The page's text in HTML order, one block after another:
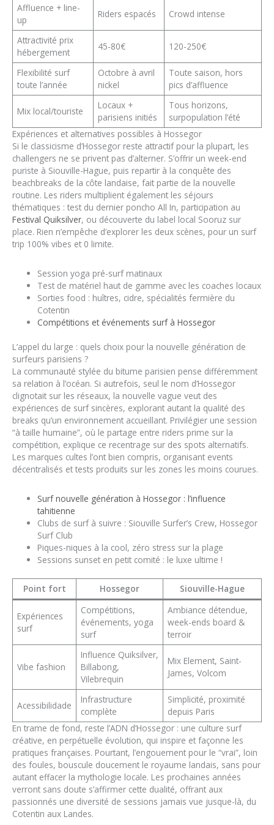
Affluence + line-
up
Riders espacés Crowd intense
Attractivité prix
hébergement
45-80€ 120-250€
Flexibilité surf
toute l’année
Octobre à avril
nickel
Toute saison, hors
pics d’affluence
Mix local/touriste
Locaux +
parisiens initiés
Tous horizons,
surpopulation l’été
Expériences et alternatives possibles à Hossegor
Si le classicisme d’Hossegor reste attractif pour la plupart, les
challengers ne se privent pas d’alterner. S’offrir un week-end
puriste à Siouville-Hague, puis repartir à la conquête des
beachbreaks de la côte landaise, fait partie de la nouvelle
routine. Les riders multiplient également les séjours
thématiques : test du dernier poncho All In, participation au
Festival Quiksilver, ou découverte du label local Sooruz sur
place. Rien n’empêche d’explorer les deux scènes, pour un surf
trip 100% vibes et 0 limite.
Session yoga pré-surf matinaux
Test de matériel haut de gamme avec les coaches locaux
Sorties food : huîtres, cidre, spécialités fermière du
Cotentin
Compétitions et événements surf à Hossegor
L’appel du large : quels choix pour la nouvelle génération de
surfeurs parisiens ?
La communauté stylée du bitume parisien pense différemment
sa relation à l’océan. Si autrefois, seul le nom d’Hossegor
clignotait sur les réseaux, la nouvelle vague veut des
expériences de surf sincères, explorant autant la qualité des
breaks qu’un environnement accueillant. Privilégier une session
“à taille humaine”, où le partage entre riders prime sur la
compétition, explique ce recentrage sur des spots alternatifs.
Les marques cultes l’ont bien compris, organisant events
décentralisés et tests produits sur les zones les moins courues.
Surf nouvelle génération à Hossegor : l’influence
tahitienne
Clubs de surf à suivre : Siouville Surfer’s Crew, Hossegor
Surf Club
Piques-niques à la cool, zéro stress sur la plage
Sessions sunset en petit comité : le luxe ultime !
Point fort Hossegor Siouville-Hague
Expériences
surf
Compétitions,
événements, yoga
surf
Ambiance détendue,
week-ends board &
terroir
Vibe fashion
Influence Quiksilver,
Billabong,
Vilebrequin
Mix Element, Saint-
James, Volcom
Acessibilidade
Infrastructure
complète
Simplicité, proximité
depuis Paris
En trame de fond, reste l’ADN d’Hossegor : une culture surf
créative, en perpétuelle évolution, qui inspire et façonne les
pratiques françaises. Pourtant, l’engouement pour le “vrai”, loin
des foules, bouscule doucement le royaume landais, sans pour
autant effacer la mythologie locale. Les prochaines années
verront sans doute s’affirmer cette dualité, offrant aux
passionnés une diversité de sessions jamais vue jusque-là, du
Cotentin aux Landes.